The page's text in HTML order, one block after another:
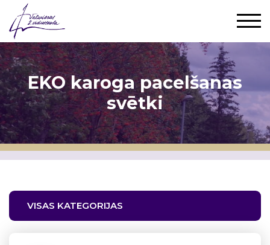
EKO karoga pacelšanas
svētki
VISAS KATEGORIJAS